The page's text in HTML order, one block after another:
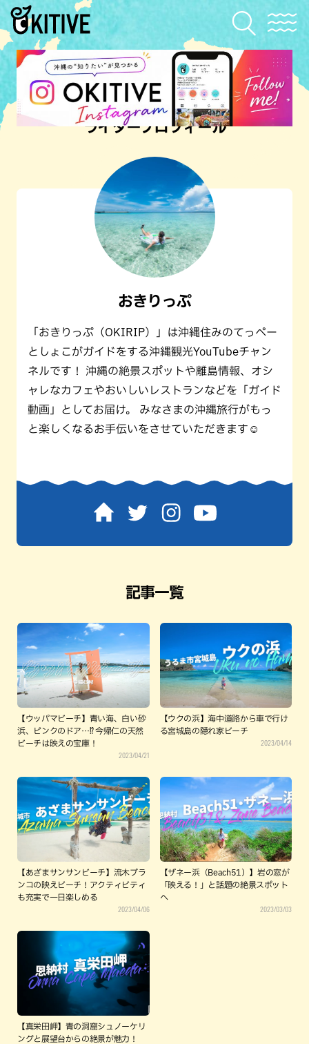
ライタープロフィール
おきりっぷ
「おきりっぷ（OKIRIP）」は沖縄住みのてっペー
としょこがガイドをする沖縄観光YouTubeチャン
ネルです！ 沖縄の絶景スポットや離島情報、オシ
ャレなカフェやおいしいレストランなどを「ガイド
動画」としてお届け。 みなさまの沖縄旅行がもっ
と楽しくなるお手伝いをさせていただきます☺️
記事一覧
【ウッパマビーチ】青い海、白い砂
浜、ピンクのドア…⁉ 今帰仁の天然
ビーチは映えの宝庫！
2023/04/21
【ウクの浜】海中道路から車で行け
る宮城島の隠れ家ビーチ
2023/04/14
【あざまサンサンビーチ】流木ブラ
ンコの映えビーチ！アクティビティ
も充実で一日楽しめる
2023/04/06
【ザネー浜（Beach51）】岩の窓が
「映える！」と話題の絶景スポット
へ
2023/03/03
【真栄田岬】青の洞窟シュノーケリ
ングと展望台からの絶景が魅力！